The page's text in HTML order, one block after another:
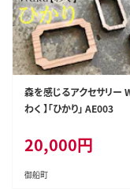
森を感じるアクセサリー
わく 】「ひかり」 AE003
20,000円
御船町